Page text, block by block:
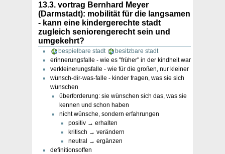
13.3. vortrag Bernhard Meyer
(Darmstadt): mobilität für die langsamen
- kann eine kindergerechte stadt
zugleich seniorengerecht sein und
umgekehrt?
bespielbare stadt
besitzbare stadt
erinnerungsfalle - wie es "früher" in der kindheit war
verkleinerungsfalle - wie für die großen, nur kleiner
wünsch-dir-was-falle - kinder fragen, was sie sich
wünschen
überforderung: sie wünschen sich das, was sie
kennen und schon haben
nicht wünsche, sondern erfahrungen
positiv → erhalten
kritisch → verändern
neutral → ergänzen
definitionsoffen